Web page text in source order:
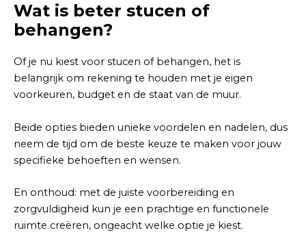
Wat is beter stucen of
behangen?
Of je nu kiest voor stucen of behangen, het is
belangrijk om rekening te houden met je eigen
voorkeuren, budget en de staat van de muur.
Beide opties bieden unieke voordelen en nadelen, dus
neem de tijd om de beste keuze te maken voor jouw
specifieke behoeften en wensen.
En onthoud: met de juiste voorbereiding en
zorgvuldigheid kun je een prachtige en functionele
ruimte creëren, ongeacht welke optie je kiest.